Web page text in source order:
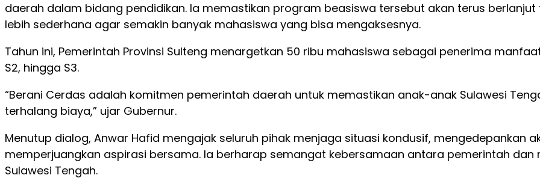
daerah dalam bidang pendidikan. Ia memastikan program beasiswa tersebut akan terus
lebih sederhana agar semakin banyak mahasiswa yang bisa mengaksesnya.
Tahun ini, Pemerintah Provinsi Sulteng menargetkan 50 ribu mahasiswa sebagai penerima
S2, hingga S3.
“Berani Cerdas adalah komitmen pemerintah daerah untuk memastikan anak-anak Sulawesi
terhalang biaya,” ujar Gubernur.
Menutup dialog, Anwar Hafid mengajak seluruh pihak menjaga situasi kondusif, mengedepankan
memperjuangkan aspirasi bersama. Ia berharap semangat kebersamaan antara pemerintah
Sulawesi Tengah.